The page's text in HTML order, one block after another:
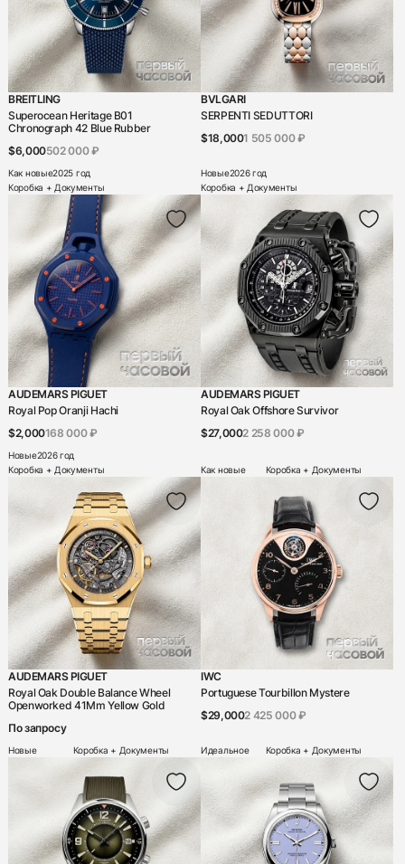
Daniel Roth
De Bethune
De Grisogono
DeLaneau
DeWitt
F.P. Journe
Franc Vila
Franck Muller
Frederique Constant
Gerald Charles
Gerald Genta
Girard-Perregaux
Glashutte
Graff
Graham
Grand Seiko
Greubel Forsey
H. Moser & Cie
Harry Winston
Hautlence
HD3
Hermes
Iwc
Jacob & Co
Jaeger-LeCoultre
Jaquet Droz
BREITLING
Superocean Heritage B01
Chronograph 42 Blue Rubber
$6,000502 000 ₽
Как новые2025 год
Коробка + Документы
BVLGARI
SERPENTI SEDUTTORI
$18,0001 505 000 ₽
Новые2026 год
Коробка + Документы
AUDEMARS PIGUET
Royal Pop Oranji Hachi
$2,000168 000 ₽
Новые2026 год
Коробка + Документы
AUDEMARS PIGUET
Royal Oak Offshore Survivor
$27,0002 258 000 ₽
Как новые Коробка + Документы
AUDEMARS PIGUET
Royal Oak Double Balance Wheel
Openworked 41Mm Yellow Gold
По запросу
Новые Коробка + Документы
IWC
Portuguese Tourbillon Mystere
$29,0002 425 000 ₽
Идеальное Коробка + Документы